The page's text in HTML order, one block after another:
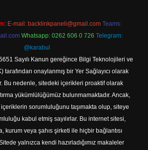
E-mail: backlinkpaneli@gmail.com Teams:
Whatsapp: 0262 606 0 726 Telegram:
@karabul
Sayılı Kanun gereğince Bilgi Teknolojileri ve
tarafından onaylanmış bir Yer Sağlayıcı olarak
Bu nedenle, sitedeki içerikleri proaktif olarak
yükümlülüğümüz bulunmamaktadır. Ancak,
içeriklerin sorumluluğunu taşımakta olup, siteye
kabul etmiş sayılırlar. Bu internet sitesi,
kurum veya şahıs şirketi ile hiçbir bağlantısı
yalnızca kendi hazırladığımız makaleler